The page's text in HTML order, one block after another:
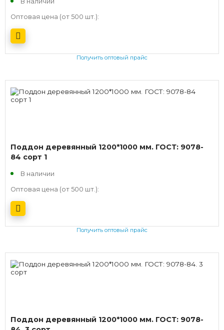
Оптовая цена (от 500 шт.):
Получить оптовый прайс
Поддон деревянный 1200*1000 мм. ГОСТ: 9078-
84 сорт 1
В наличии
Оптовая цена (от 500 шт.):
Получить оптовый прайс
Поддон деревянный 1200*1000 мм. ГОСТ: 9078-